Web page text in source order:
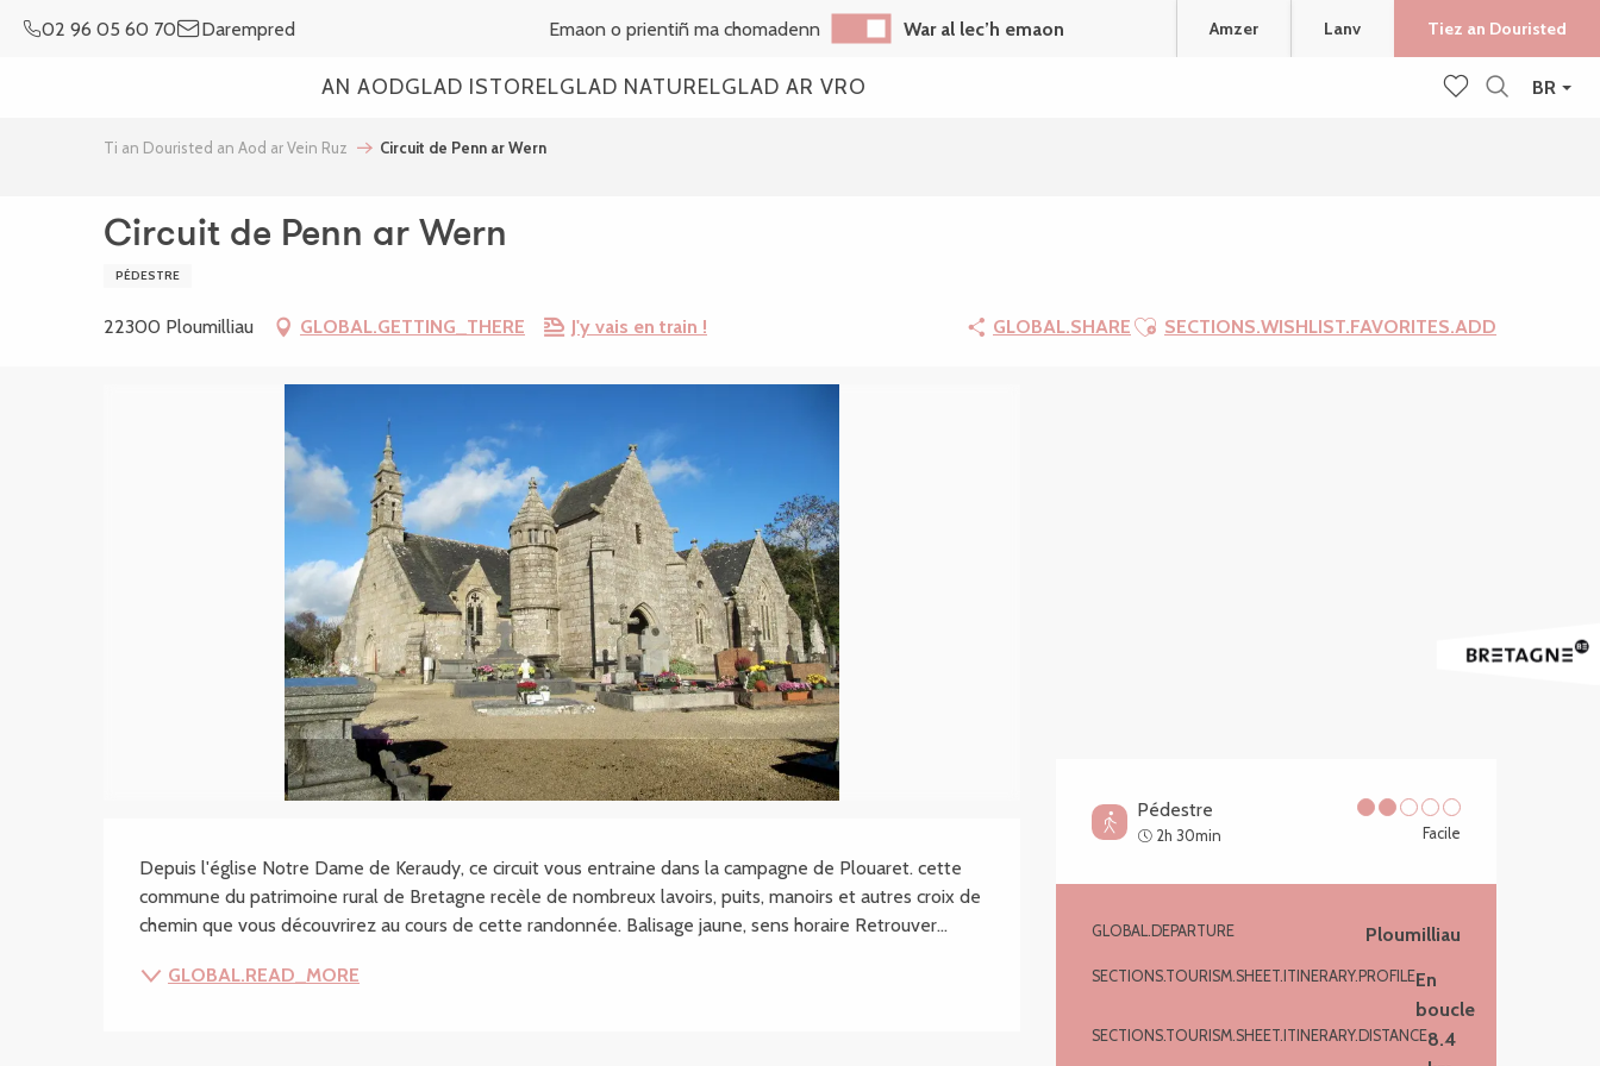
BR
02 96 05 60 70 Darempred Emaon o prientiñ ma chomadenn War al lec’h emaon Amzer Lanv Tiez an Douristed
AN AODGLAD ISTORELGLAD NATURELGLAD AR VRO
Ti an Douristed an Aod ar Vein Ruz Circuit de Penn ar Wern
Circuit de Penn ar Wern
PÉDESTRE
22300 Ploumilliau GLOBAL.GETTING_THERE J'y vais en train ! GLOBAL.SHARE Ajouter aux favoris
SECTIONS.WISHLIST.FAVORITES.ADD
Pédestre
2h 30min Facile
Informations pratiques
GLOBAL.DEPARTURE Ploumilliau
SECTIONS.TOURISM.SHEET.ITINERARY.PROFILEEn
boucle
SECTIONS.TOURISM.SHEET.ITINERARY.DISTANCE8.4
SECTIONS.TOURISM.SHEET.DESCRIPTION
Depuis l'église Notre Dame de Keraudy, ce circuit vous entraine dans la campagne de Plouaret. cette
commune du patrimoine rural de Bretagne recèle de nombreux lavoirs, puits, manoirs et autres croix de
chemin que vous découvrirez au cours de cette randonnée. Balisage jaune, sens horaire Retrouver...
GLOBAL.READ_MORE